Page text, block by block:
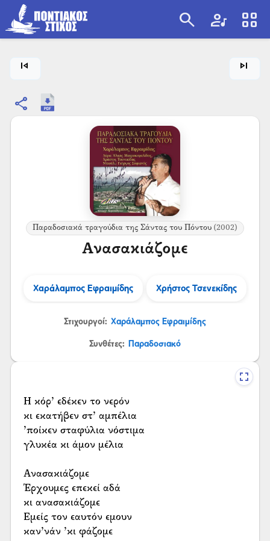
search artist view_cozy
skip_previous skip_next
share
Παραδοσιακά τραγούδια της Σάντας του Πόντου (2002)
Ανασακιάζομε
Χαράλαμπος Εφραιμίδης Χρήστος Τσενεκίδης
Στιχουργοί: Χαράλαμπος Εφραιμίδης
Συνθέτες: Παραδοσιακό
Η κόρ’ εδέκεν το νερόν
κι εκατήβεν στ’ αμπέλια
’ποίκεν σταφύλια νόστιμα
γλυκέα κι άμον μέλια
Ανασακιάζομε
Έρχουμες επεκεί αδά
κι ανασακιάζομε
Εμείς τον εαυτόν εμουν
καν’νάν ’κι φάζομε